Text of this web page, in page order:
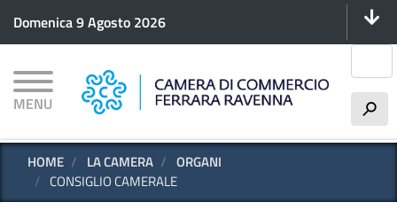
principale
Domenica 9 Agosto 2026
MENU h
HOME LA CAMERA
ORGANI
CONSIGLIO CAMERALE